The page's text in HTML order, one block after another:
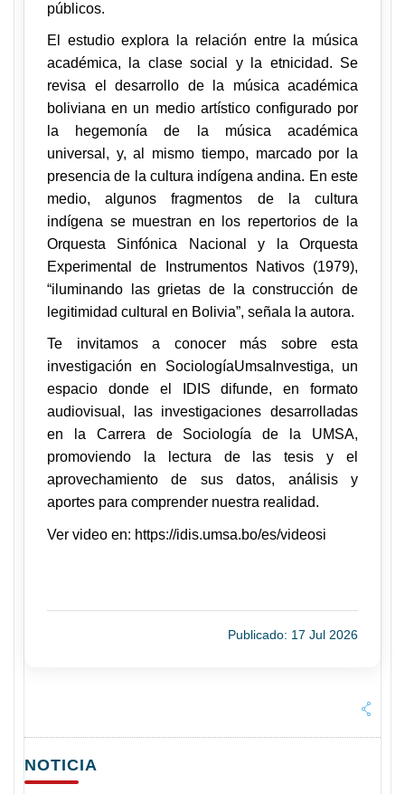
públicos.
El estudio explora la relación entre la música
académica, la clase social y la etnicidad. Se
revisa el desarrollo de la música académica
boliviana en un medio artístico configurado por
la hegemonía de la música académica
universal, y, al mismo tiempo, marcado por la
presencia de la cultura indígena andina. En este
medio, algunos fragmentos de la cultura
indígena se muestran en los repertorios de la
Orquesta Sinfónica Nacional y la Orquesta
Experimental de Instrumentos Nativos (1979),
“iluminando las grietas de la construcción de
legitimidad cultural en Bolivia”, señala la autora.
Te invitamos a conocer más sobre esta
investigación en SociologíaUmsaInvestiga, un
espacio donde el IDIS difunde, en formato
audiovisual, las investigaciones desarrolladas
en la Carrera de Sociología de la UMSA,
promoviendo la lectura de las tesis y el
aprovechamiento de sus datos, análisis y
aportes para comprender nuestra realidad.
Ver video en: https://idis.umsa.bo/es/videosi
Publicado: 17 Jul 2026
NOTICIA